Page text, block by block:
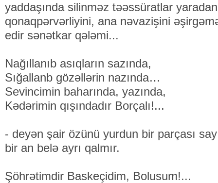
yaddaşında silinməz təəssüratlar
qonaqpərvərliyini, ana nəvazişini
edir sənətkar qələmi...
Nağıllanıb asıqların sazında,
Sığallanb gözəllərin nazında…
Sevincimin baharında, yazında,
Kədərimin qışındadır Borçalı!...
- deyən şair özünü yurdun bir parçası
bir an belə ayrı qalmır.
Şöhrətimdir Baskeçidim, Bolusum!...